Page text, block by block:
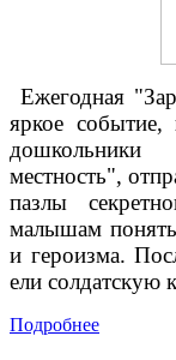
Ежегодная
яркое
местность",
пазлы
малышам
и героизма.
ели солдатскую
Подробнее